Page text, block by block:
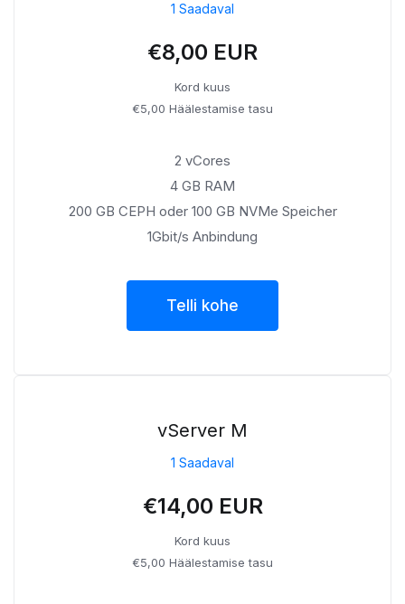
1 Saadaval
€8,00 EUR
Kord kuus
€5,00 Häälestamise tasu
2 vCores
4 GB RAM
200 GB CEPH oder 100 GB NVMe Speicher
1Gbit/s Anbindung
Telli kohe
vServer M
1 Saadaval
€14,00 EUR
Kord kuus
€5,00 Häälestamise tasu